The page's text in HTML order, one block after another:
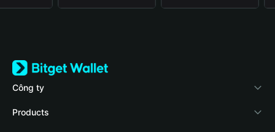
Công ty
Về Bitget Wallet
Products